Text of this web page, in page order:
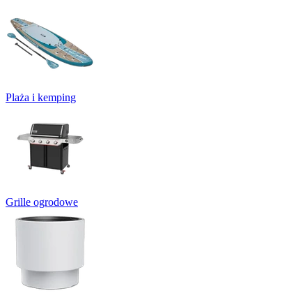
Plaża i kemping
Grille ogrodowe